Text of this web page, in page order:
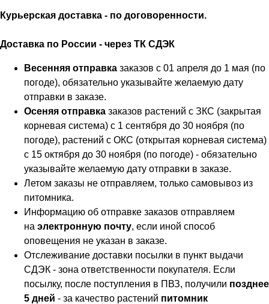
Курьерская доставка - по договоренности.
Доставка по России - через ТК СДЭК
Весенняя отправка заказов с 01 апреля до 1 мая (по
погоде), обязательно указывайте желаемую дату
отправки в заказе.
Осеняя отправка заказов растений с ЗКС (закрытая
корневая система) с 1 сентября до 30 ноября (по
погоде), растений с ОКС (открытая корневая система)
с 15 октября до 30 ноября (по погоде) - обязательно
указывайте желаемую дату отправки в заказе.
Летом заказы не отправляем, только самовывоз из
питомника.
Информацию об отправке заказов отправляем
на электронную почту, если иной способ
оповещения не указан в заказе.
Отслеживание доставки посылки в пункт выдачи
СДЭК - зона ответственности покупателя. Если
посылку, после поступления в ПВЗ, получили позднее
5 дней - за качество растений питомник